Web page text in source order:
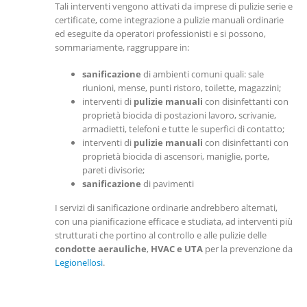
Tali interventi vengono attivati da imprese di pulizie serie e
certificate, come integrazione a pulizie manuali ordinarie
ed eseguite da operatori professionisti e si possono,
sommariamente, raggruppare in:
sanificazione di ambienti comuni quali: sale
riunioni, mense, punti ristoro, toilette, magazzini;
interventi di pulizie manuali con disinfettanti con
proprietà biocida di postazioni lavoro, scrivanie,
armadietti, telefoni e tutte le superfici di contatto;
interventi di pulizie manuali con disinfettanti con
proprietà biocida di ascensori, maniglie, porte,
pareti divisorie;
sanificazione di pavimenti
I servizi di sanificazione ordinarie andrebbero alternati,
con una pianificazione efficace e studiata, ad interventi più
strutturati che portino al controllo e alle pulizie delle
condotte aerauliche, HVAC e UTA per la prevenzione da
Legionellosi.